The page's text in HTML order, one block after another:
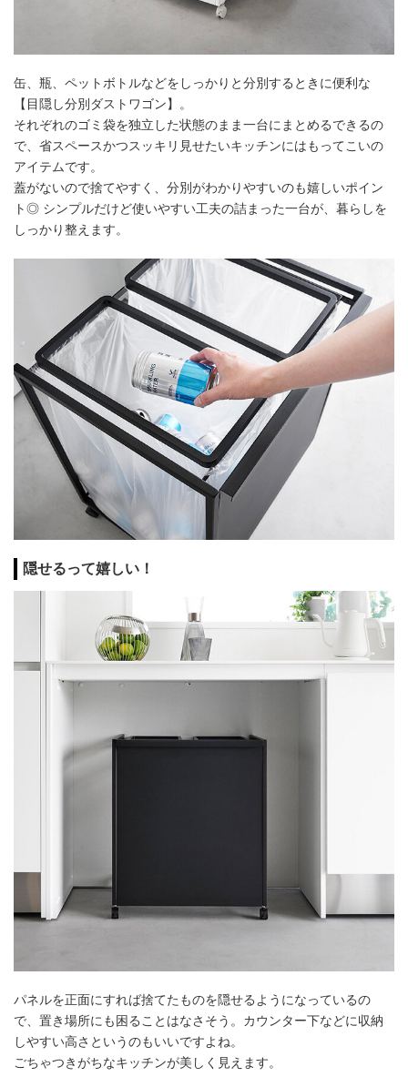
缶、瓶、ペットボトルなどをしっかりと分別するときに便利な
【目隠し分別ダストワゴン】。
それぞれのゴミ袋を独立した状態のまま一台にまとめるできるの
で、省スペースかつスッキリ見せたいキッチンにはもってこいの
アイテムです。
蓋がないので捨てやすく、分別がわかりやすいのも嬉しいポイン
ト◎ シンプルだけど使いやすい工夫の詰まった一台が、暮らしを
しっかり整えます。
隠せるって嬉しい！
パネルを正面にすれば捨てたものを隠せるようになっているの
で、置き場所にも困ることはなさそう。カウンター下などに収納
しやすい高さというのもいいですよね。
ごちゃつきがちなキッチンが美しく見えます。